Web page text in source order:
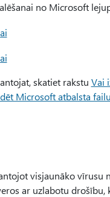
no Microsoft
skatiet rakstu Vai
Microsoft atbalsta
visjaunāko vīrusu
ar uzlabotu drošību,